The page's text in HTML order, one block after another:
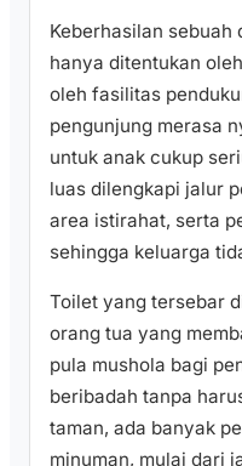
Keberhasilan
hanya ditentukan
oleh fasilitas
pengunjung merasa
untuk anak cukup
luas dilengkapi jalur
area istirahat, serta
sehingga keluarga
Toilet yang tersebar
orang tua yang
pula mushola bagi
beribadah tanpa
taman, ada banyak
minuman, mulai dari